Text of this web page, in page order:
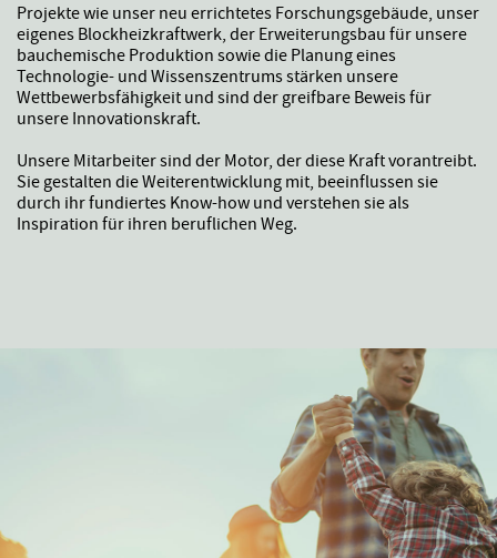
Projekte wie unser neu errichtetes Forschungsgebäude, unser
eigenes Blockheizkraftwerk, der Erweiterungsbau für unsere
bauchemische Produktion sowie die Planung eines
Technologie- und Wissenszentrums stärken unsere
Wettbewerbsfähigkeit und sind der greifbare Beweis für
unsere Innovationskraft.
Unsere Mitarbeiter sind der Motor, der diese Kraft vorantreibt.
Sie gestalten die Weiterentwicklung mit, beeinflussen sie
durch ihr fundiertes Know-how und verstehen sie als
Inspiration für ihren beruflichen Weg.